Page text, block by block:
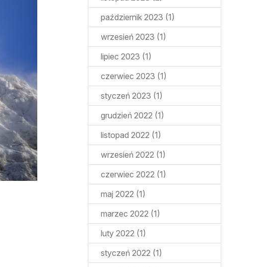
październik 2023 (1)
wrzesień 2023 (1)
lipiec 2023 (1)
czerwiec 2023 (1)
styczeń 2023 (1)
grudzień 2022 (1)
listopad 2022 (1)
wrzesień 2022 (1)
czerwiec 2022 (1)
maj 2022 (1)
marzec 2022 (1)
luty 2022 (1)
styczeń 2022 (1)